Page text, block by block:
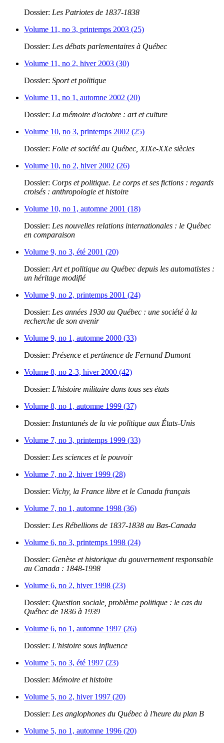
Dossier: Les Patriotes de 1837-1838
Volume 11, no 3, printemps 2003 (25)
Dossier: Les débats parlementaires à Québec
Volume 11, no 2, hiver 2003 (30)
Dossier: Sport et politique
Volume 11, no 1, automne 2002 (20)
Dossier: La mémoire d'octobre : art et culture
Volume 10, no 3, printemps 2002 (25)
Dossier: Folie et société au Québec, XIXe-XXe siècles
Volume 10, no 2, hiver 2002 (26)
Dossier: Corps et politique. Le corps et ses fictions : regards
croisés : anthropologie et histoire
Volume 10, no 1, automne 2001 (18)
Dossier: Les nouvelles relations internationales : le Québec
en comparaison
Volume 9, no 3, été 2001 (20)
Dossier: Art et politique au Québec depuis les automatistes :
un héritage modifié
Volume 9, no 2, printemps 2001 (24)
Dossier: Les années 1930 au Québec : une société à la
recherche de son avenir
Volume 9, no 1, automne 2000 (33)
Dossier: Présence et pertinence de Fernand Dumont
Volume 8, no 2-3, hiver 2000 (42)
Dossier: L'histoire militaire dans tous ses états
Volume 8, no 1, automne 1999 (37)
Dossier: Instantanés de la vie politique aux États-Unis
Volume 7, no 3, printemps 1999 (33)
Dossier: Les sciences et le pouvoir
Volume 7, no 2, hiver 1999 (28)
Dossier: Vichy, la France libre et le Canada français
Volume 7, no 1, automne 1998 (36)
Dossier: Les Rébellions de 1837-1838 au Bas-Canada
Volume 6, no 3, printemps 1998 (24)
Dossier: Genèse et historique du gouvernement responsable
au Canada : 1848-1998
Volume 6, no 2, hiver 1998 (23)
Dossier: Question sociale, problème politique : le cas du
Québec de 1836 à 1939
Volume 6, no 1, automne 1997 (26)
Dossier: L'histoire sous influence
Volume 5, no 3, été 1997 (23)
Dossier: Mémoire et histoire
Volume 5, no 2, hiver 1997 (20)
Dossier: Les anglophones du Québec à l'heure du plan B
Volume 5, no 1, automne 1996 (20)